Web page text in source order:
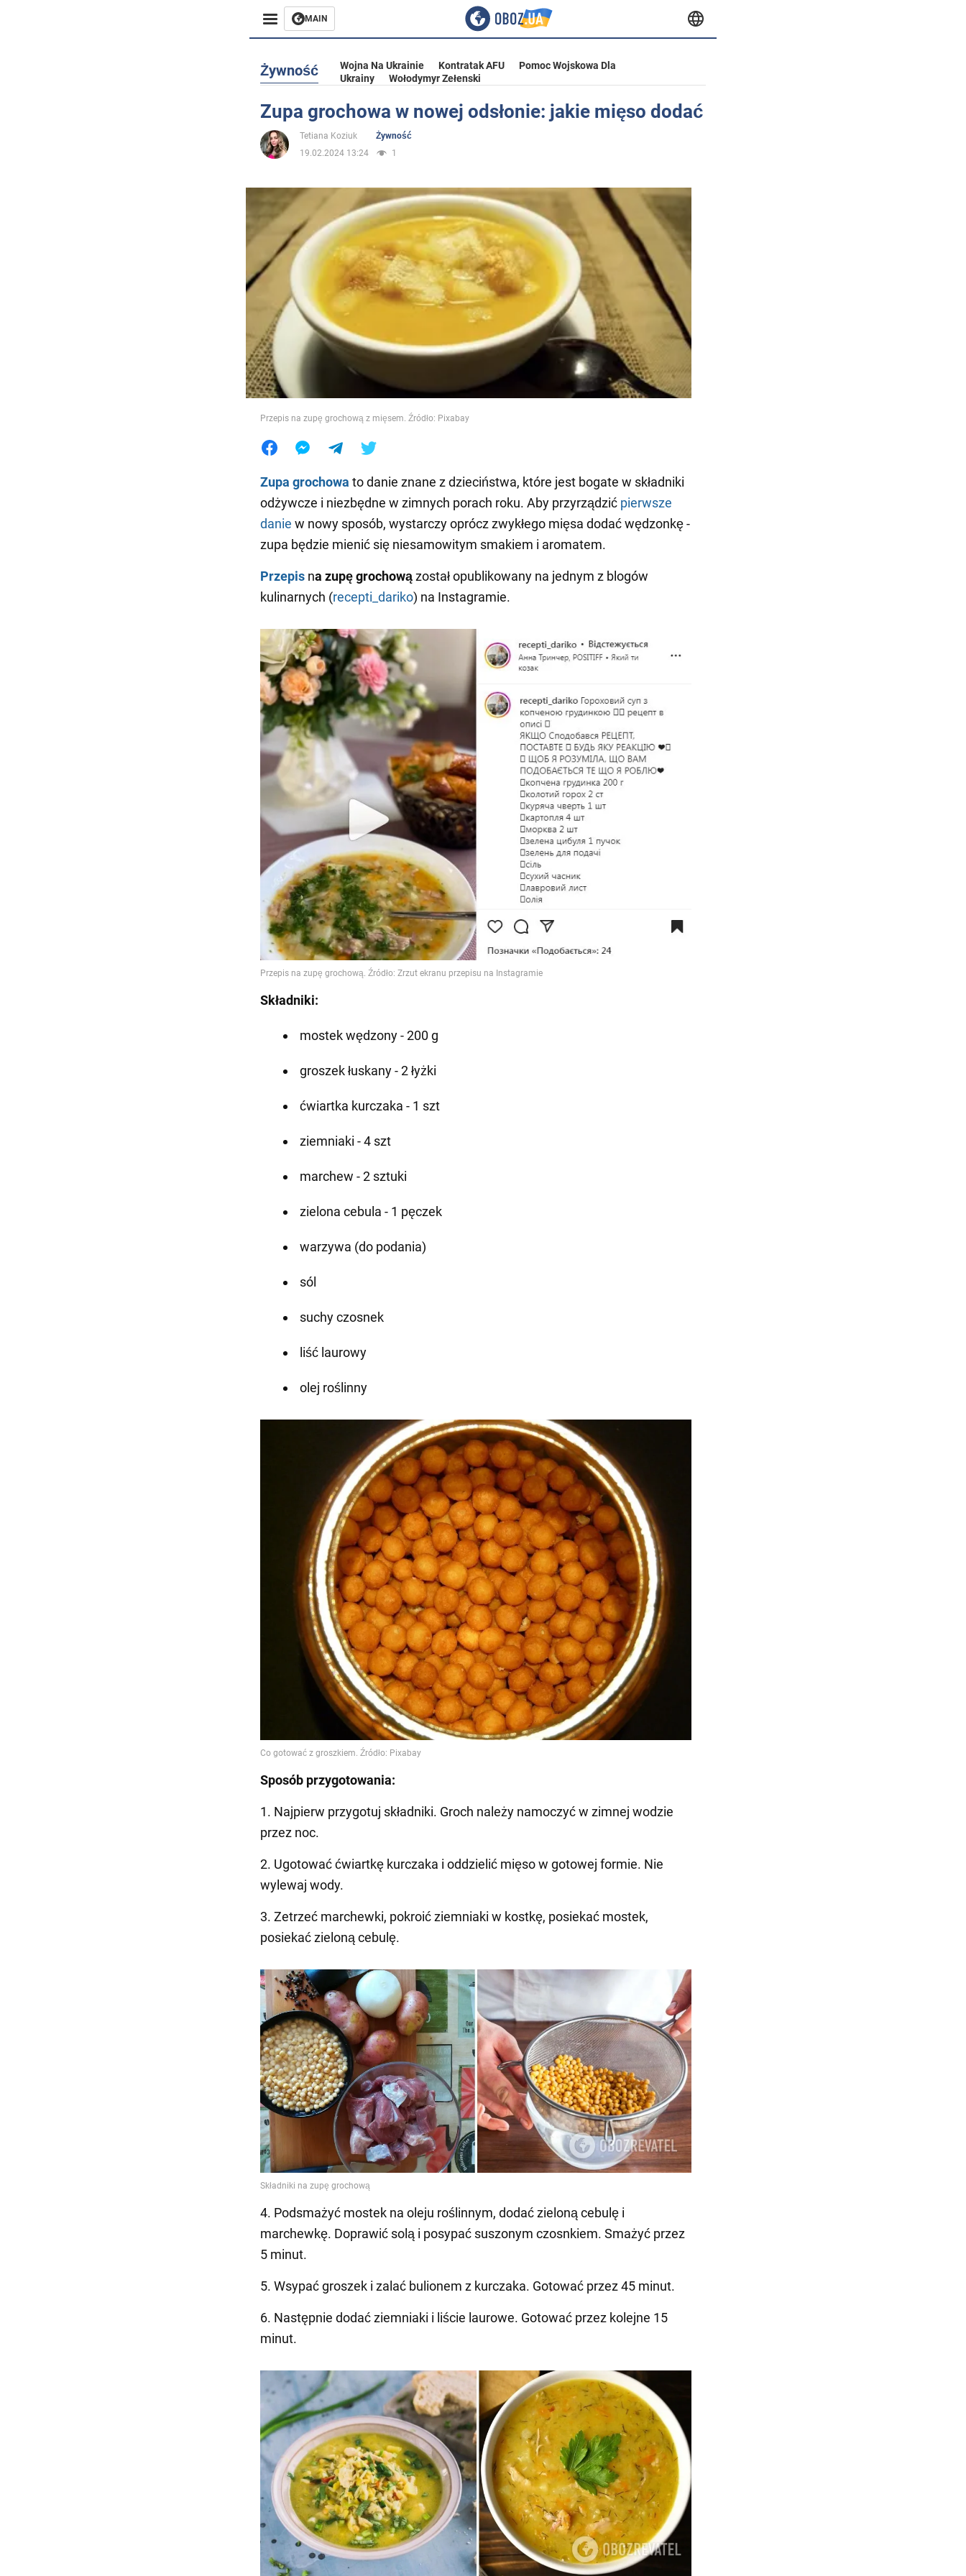
MAIN
Rozrywka
Polityka
Społeczeństwo
Wojna na Ukrainie
Świat
Jedzenie
Żywność Wojna Na Ukrainie Kontratak AFU
Pomoc Wojskowa Dla
Ukrainy
Wołodymyr Zełenski
Zupa grochowa w nowej odsłonie: jakie mięso dodać
Tetiana Koziuk
Żywność
19.02.2024 13:24
1
Przepis na zupę grochową z mięsem. Źródło: Pixabay
Zupa grochowa to danie znane z dzieciństwa, które jest bogate w składniki
odżywcze i niezbędne w zimnych porach roku. Aby przyrządzić pierwsze
danie w nowy sposób, wystarczy oprócz zwykłego mięsa dodać wędzonkę -
zupa będzie mienić się niesamowitym smakiem i aromatem.
Przepis na zupę grochowązostał opublikowany na jednym z blogów
kulinarnych (recepti_dariko) na Instagramie.
Składniki:
mostek wędzony - 200 g
groszek łuskany - 2 łyżki
ćwiartka kurczaka - 1 szt
ziemniaki - 4 szt
marchew - 2 sztuki
zielona cebula - 1 pęczek
warzywa (do podania)
sól
suchy czosnek
liść laurowy
olej roślinny
Sposób przygotowania:
1. Najpierw przygotuj składniki. Groch należy namoczyć w zimnej wodzie
przez noc.
2. Ugotować ćwiartkę kurczaka i oddzielić mięso w gotowej formie. Nie
wylewaj wody.
3. Zetrzeć marchewki, pokroić ziemniaki w kostkę, posiekać mostek,
posiekać zieloną cebulę.
4. Podsmażyć mostek na oleju roślinnym, dodać zieloną cebulę i
marchewkę. Doprawić solą i posypać suszonym czosnkiem. Smażyć przez
5 minut.
5. Wsypać groszek i zalać bulionem z kurczaka. Gotować przez 45 minut.
6. Następnie dodać ziemniaki i liście laurowe. Gotować przez kolejne 15
minut.